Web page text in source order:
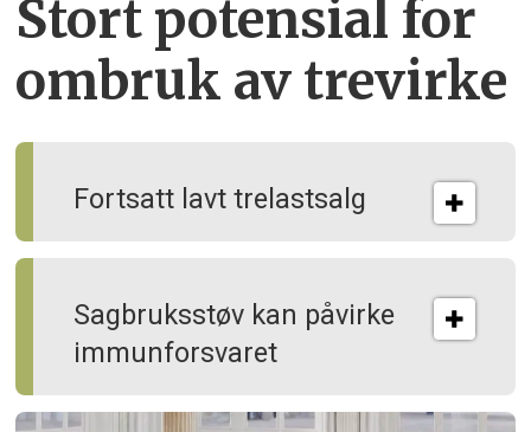
Stort potensial for
ombruk av tre­virke
Fortsatt lavt trelastsalg
Sagbruksstøv kan på­virke
immun­forsvaret